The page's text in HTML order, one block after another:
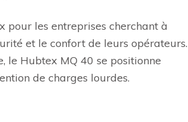
pour les entreprises cherchant à
et le confort de leurs opérateurs.
le Hubtex MQ 40 se positionne
de charges lourdes.